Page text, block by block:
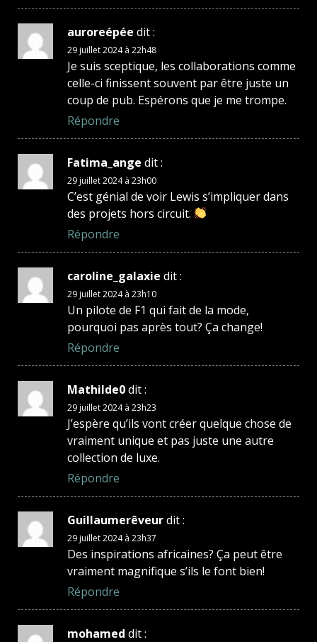
auroreépée dit :
29 juillet 2024 à 22h48
Je suis sceptique, les collaborations comme
celle-ci finissent souvent par être juste un
coup de pub. Espérons que je me trompe.
Répondre
Fatima_ange dit :
29 juillet 2024 à 23h00
C’est génial de voir Lewis s’impliquer dans
des projets hors circuit.
Répondre
caroline_galaxie dit :
29 juillet 2024 à 23h10
Un pilote de F1 qui fait de la mode,
pourquoi pas après tout? Ça change!
Répondre
Mathilde0dit :
29 juillet 2024 à 23h23
J’espère qu’ils vont créer quelque chose de
vraiment unique et pas juste une autre
collection de luxe.
Répondre
Guillaumerêveurdit :
29 juillet 2024 à 23h37
Des inspirations africaines? Ça peut être
vraiment magnifique s’ils le font bien!
Répondre
mohamed dit :